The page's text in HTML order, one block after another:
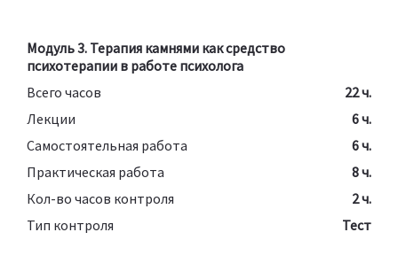
Модуль 3. Терапия камнями как средство
психотерапии в работе психолога
Всего часов
22 ч.
Лекции
6 ч.
Самостоятельная работа
6 ч.
Практическая работа
8 ч.
Кол-во часов контроля
2 ч.
Тип контроля
Тест